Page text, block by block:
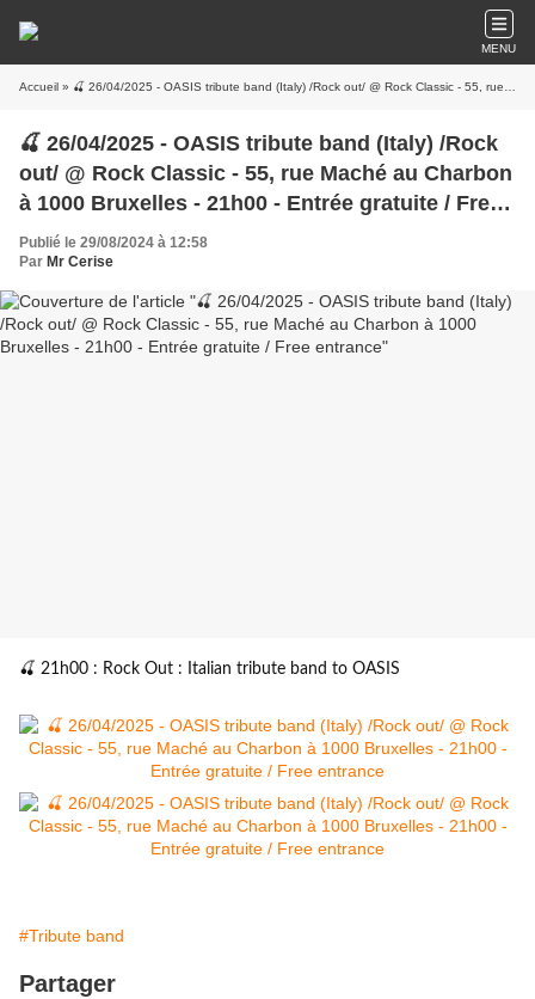
MENU
Accueil » 🍒 26/04/2025 - OASIS tribute band (Italy) /Rock out/ @ Rock Classic - 55, rue Maché au Charbon à 1000 Bruxelles - 21h00 - Entrée gratuite / Free entrance
🍒 26/04/2025 - OASIS tribute band (Italy) /Rock
out/ @ Rock Classic - 55, rue Maché au Charbon
à 1000 Bruxelles - 21h00 - Entrée gratuite / Free
entrance
Publié le 29/08/2024 à 12:58
Par Mr Cerise
🍒 21h00 : Rock Out : Italian tribute band to OASIS
#Tribute band
Partager